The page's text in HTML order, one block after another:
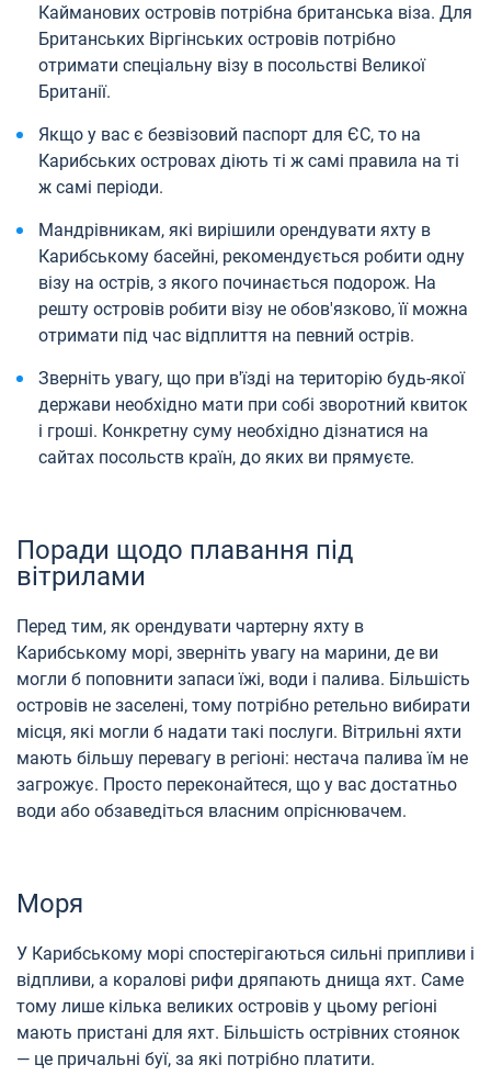
Кайманових островів потрібна британська віза. Для
Британських Віргінських островів потрібно
отримати спеціальну візу в посольстві Великої
Британії.
Якщо у вас є безвізовий паспорт для ЄС, то на
Карибських островах діють ті ж самі правила на ті
ж самі періоди.
Мандрівникам, які вирішили орендувати яхту в
Карибському басейні, рекомендується робити одну
візу на острів, з якого починається подорож. На
решту островів робити візу не обов'язково, її можна
отримати під час відплиття на певний острів.
Зверніть увагу, що при в'їзді на територію будь-якої
держави необхідно мати при собі зворотний квиток
і гроші. Конкретну суму необхідно дізнатися на
сайтах посольств країн, до яких ви прямуєте.
Поради щодо плавання під
вітрилами
Перед тим, як орендувати чартерну яхту в
Карибському морі, зверніть увагу на марини, де ви
могли б поповнити запаси їжі, води і палива. Більшість
островів не заселені, тому потрібно ретельно вибирати
місця, які могли б надати такі послуги. Вітрильні яхти
мають більшу перевагу в регіоні: нестача палива їм не
загрожує. Просто переконайтеся, що у вас достатньо
води або обзаведіться власним опріснювачем.
Моря
У Карибському морі спостерігаються сильні припливи і
відпливи, а коралові рифи дряпають днища яхт. Саме
тому лише кілька великих островів у цьому регіоні
мають пристані для яхт. Більшість острівних стоянок
— це причальні буї, за які потрібно платити.